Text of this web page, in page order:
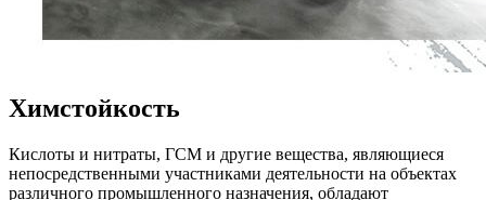
Химстойкость
Кислоты и нитраты, ГСМ и другие вещества, являющиеся
непосредственными участниками деятельности на объектах
различного промышленного назначения, обладают